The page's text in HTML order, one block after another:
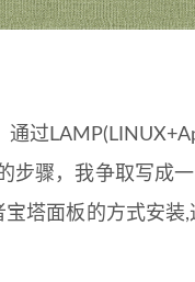
过
步骤，我争取写成
塔面板的方式安